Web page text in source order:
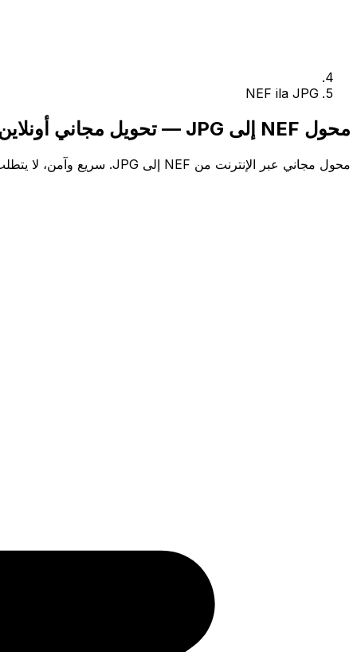
NEF ila JPG
محول NEF إلى JPG — تحويل مجاني أونلاين
محول مجاني عبر الإنترنت من NEF إلى JPG. سريع وآمن، لا يتطلب الاشتراك.